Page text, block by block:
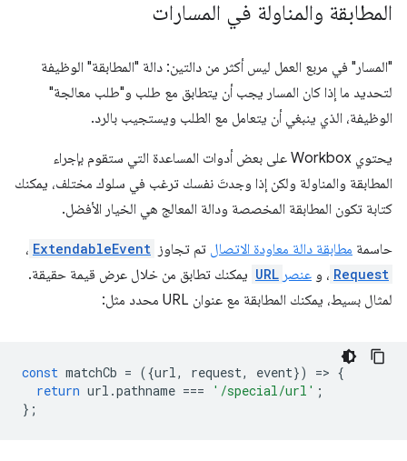
المطابقة والمناولة في المسارات
"المسار" في مربع العمل ليس أكثر من دالتين: دالة "المطابقة" الوظيفة
لتحديد ما إذا كان المسار يجب أن يتطابق مع طلب و"طلب معالجة"
الوظيفة، الذي ينبغي أن يتعامل مع الطلب ويستجيب بالرد.
يحتوي Workbox على بعض أدوات المساعدة التي ستقوم بإجراء
المطابقة والمناولة ولكن إذا وجدتَ نفسك ترغب في سلوك مختلف، يمكنك
كتابة تكون المطابقة المخصصة ودالة المعالج هي الخيار الأفضل.
حاسمة مطابقة دالة معاودة الاتصال تم تجاوز ExtendableEvent ،
Request ، و عنصر URL يمكنك تطابق من خلال عرض قيمة حقيقة.
لمثال بسيط، يمكنك المطابقة مع عنوان URL محدد مثل:
const matchCb = ({url, request, event}) => {
return url .pathname === '/special/url' ;
};